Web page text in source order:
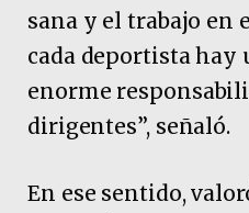
sana y el trabajo en
cada deportista
enorme
dirigentes”, señaló.
En ese sentido,